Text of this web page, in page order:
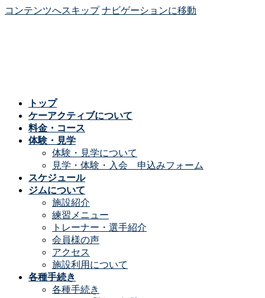
コンテンツへスキップ ナビゲーションに移動
トップ
ケーアクティブについて
料金・コース
体験・見学
体験・見学について
見学・体験・入会 申込みフォーム
スケジュール
ジムについて
施設紹介
練習メニュー
トレーナー・選手紹介
会員様の声
アクセス
施設利用について
各種手続き
各種手続き